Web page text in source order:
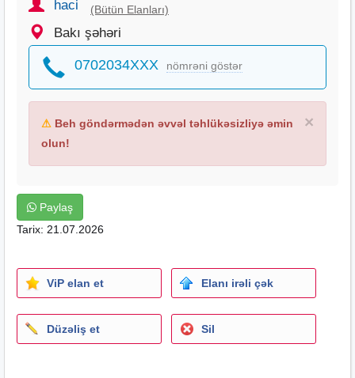
haci (Bütün Elanları)
Bakı şəhəri
0702034XXX nömrəni göstər
×
⚠ Beh göndərmədən əvvəl təhlükəsizliyə əmin
olun!
Paylaş
Tarix: 21.07.2026
ViP elan et Elanı irəli çək
Düzəliş et Sil